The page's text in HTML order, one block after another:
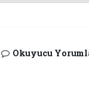
Okuyucu